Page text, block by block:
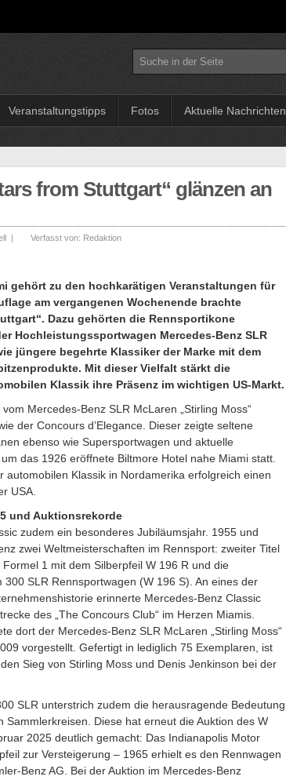
Veranstaltungstipps Fotos Aktuelle Nachrichten
from Stuttgart“ glänzen an
| Verfasst von: Redaktion
gehört zu den hochkarätigen Veranstaltungen für
am vergangenen Wochenende brachte
Dazu gehörten die Rennsportikone
Hochleistungssportwagen Mercedes-Benz SLR
jüngere begehrte Klassiker der Marke mit dem
Mit dieser Vielfalt stärkt die
Klassik ihre Präsenz im wichtigen US-Markt.
Mercedes-Benz SLR McLaren „Stirling Moss“
der Concours d’Elegance. Dieser zeigte seltene
ebenso wie Supersportwagen und aktuelle
das 1926 eröffnete Biltmore Hotel nahe Miami statt.
automobilen Klassik in Nordamerika erfolgreich einen
USA.
und Auktionsrekorde
zudem ein besonderes Jubiläumsjahr. 1955 und
zwei Weltmeisterschaften im Rennsport: zweiter Titel
1 mit dem Silberpfeil W 196 R und die
SLR Rennsportwagen (W 196 S). An eines der
erinnerte Mercedes-Benz Classic
des „The Concours Club“ im Herzen Miamis.
dort der Mercedes-Benz SLR McLaren „Stirling Moss“
vorgestellt. Gefertigt in lediglich 75 Exemplaren, ist
Sieg von Stirling Moss und Denis Jenkinson bei der
SLR unterstrich zudem die herausragende Bedeutung
Sammlerkreisen. Diese hat erneut die Auktion des W
2025 deutlich gemacht: Das Indianapolis Motor
zur Versteigerung – 1965 erhielt es den Rennwagen
Benz AG. Bei der Auktion im Mercedes-Benz